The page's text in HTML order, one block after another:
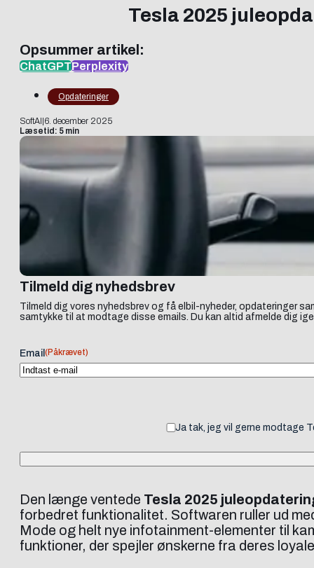
Tesla 2025
Opsummer artikel:
ChatGPTPerplexity
Opdateringer
SoftAI 6. december 2025
Læsetid: 5 min
Tilmeld dig nyhedsbrev
Tilmeld dig vores nyhedsbrev og få elbil-nyheder, opdateringer
samtykke til at modtage disse emails. Du kan altid afmelde dig
Email (Påkrævet)
Ja tak, jeg vil gerne modtage
Den længe ventede Tesla 2025
forbedret funktionalitet. Softwaren ruller ud
Mode og helt nye infotainment-elementer til
funktioner, der spejler ønskerne fra deres